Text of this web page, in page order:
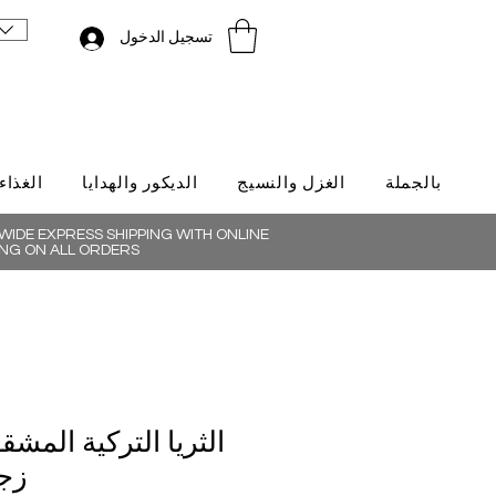
تسجيل الدخول
الديكور والهدايا الغزل والنسيج بالجملة
EXPRESS SHIPPING WITH ONLINE
ON ALL ORDERS